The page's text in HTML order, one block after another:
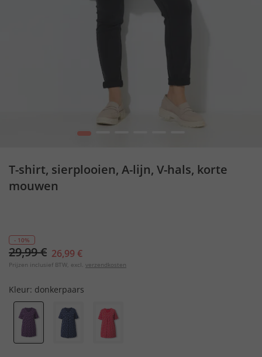
1
T-shirt, sierplooien, A-lijn, V-hals, korte
mouwen
- 10%
29,99 € 26,99 €
Prijzen inclusief BTW, excl. verzendkosten
Kleur: donkerpaars